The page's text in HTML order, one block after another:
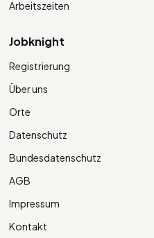
Arbeitszeiten
Jobknight
Registrierung
Über uns
Orte
Datenschutz
Bundesdatenschutz
AGB
Impressum
Kontakt